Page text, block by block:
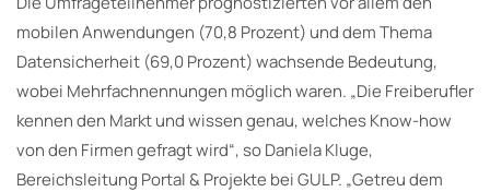
mobilen Anwendungen (70,8 Prozent) und dem Thema
Datensicherheit (69,0 Prozent) wachsende Bedeutung,
wobei Mehrfachnennungen möglich waren. „Die Freiberufler
kennen den Markt und wissen genau, welches Know-how
von den Firmen gefragt wird“, so Daniela Kluge,
Bereichsleitung Portal & Projekte bei GULP. „Getreu dem